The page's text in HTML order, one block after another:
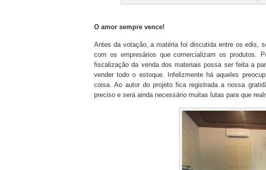
O amor sempre vence!
Antes da votação, a matéria foi discutida entre os edis,
com os empresários que comercializam os produtos.
fiscalização da venda dos materiais possa ser feita a
vender todo o estoque. Infelizmente há aqueles
coisa. Ao autor do projeto fica registrada a nossa
preciso e será ainda necessário muitas lutas para que